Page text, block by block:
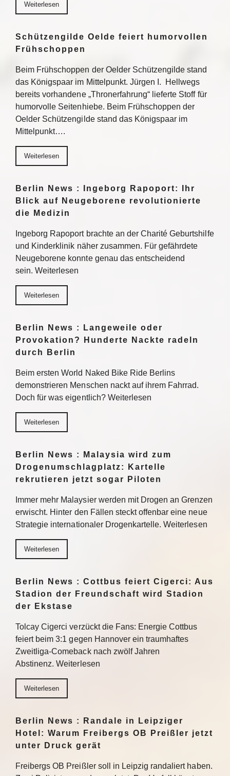
Weiterlesen
Schützengilde Oelde feiert humorvollen
Frühschoppen
Beim Frühschoppen der Oelder Schützengilde stand
das Königspaar im Mittelpunkt. Jürgen I. Hellwegs
bereits vorhandene „Thronerfahrung“ lieferte Stoff für
humorvolle Seitenhiebe. Beim Frühschoppen der
Oelder Schützengilde stand das Königspaar im
Mittelpunkt….
Weiterlesen
Berlin News : Ingeborg Rapoport: Ihr
Blick auf Neugeborene revolutionierte
die Medizin
Ingeborg Rapoport brachte an der Charité Geburtshilfe
und Kinderklinik näher zusammen. Für gefährdete
Neugeborene konnte genau das entscheidend
sein. Weiterlesen
Weiterlesen
Berlin News : Langeweile oder
Provokation? Hunderte Nackte radeln
durch Berlin
Beim ersten World Naked Bike Ride Berlins
demonstrieren Menschen nackt auf ihrem Fahrrad.
Doch für was eigentlich? Weiterlesen
Weiterlesen
Berlin News : Malaysia wird zum
Drogenumschlagplatz: Kartelle
rekrutieren jetzt sogar Piloten
Immer mehr Malaysier werden mit Drogen an Grenzen
erwischt. Hinter den Fällen steckt offenbar eine neue
Strategie internationaler Drogenkartelle. Weiterlesen
Weiterlesen
Berlin News : Cottbus feiert Cigerci: Aus
Stadion der Freundschaft wird Stadion
der Ekstase
Tolcay Cigerci verzückt die Fans: Energie Cottbus
feiert beim 3:1 gegen Hannover ein traumhaftes
Zweitliga-Comeback nach zwölf Jahren
Abstinenz. Weiterlesen
Weiterlesen
Berlin News : Randale in Leipziger
Hotel: Warum Freibergs OB Preißler jetzt
unter Druck gerät
Freibergs OB Preißler soll in Leipzig randaliert haben.